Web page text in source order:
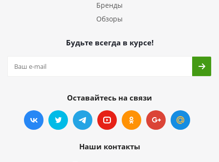
Бренды
Обзоры
Будьте всегда в курсе!
Оставайтесь на связи
Наши контакты